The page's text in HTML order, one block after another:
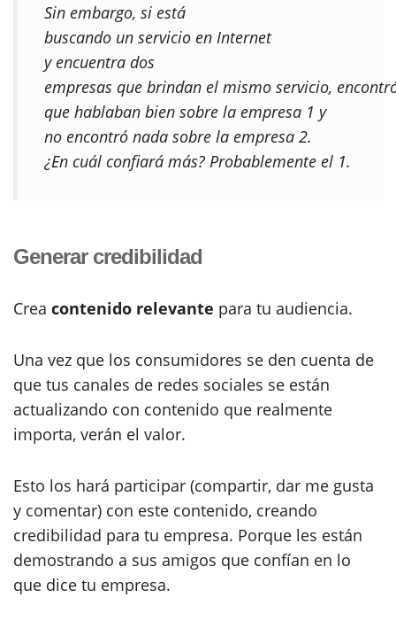
Sin embargo, si está
buscando un servicio en Internet
y encuentra dos
empresas que brindan el mismo servicio,
que hablaban bien sobre la empresa 1 y
no encontró nada sobre la empresa 2.
¿En cuál confiará más? Probablemente el 1.
Generar credibilidad
Crea contenido relevante para tu audiencia.
Una vez que los consumidores se den cuenta de
que tus canales de redes sociales se están
actualizando con contenido que realmente
importa, verán el valor.
Esto los hará participar (compartir, dar me gusta
y comentar) con este contenido, creando
credibilidad para tu empresa. Porque les están
demostrando a sus amigos que confían en lo
que dice tu empresa.